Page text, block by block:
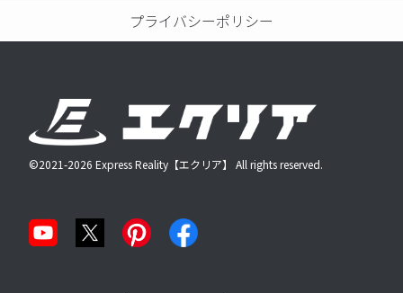
プライバシーポリシー
©2021-2026 Express Reality【エクリア】 All rights reserved.